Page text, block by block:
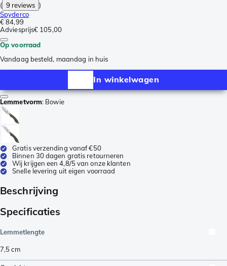
( 9 reviews )
Spyderco
€ 84,99
Adviesprijs€ 105,00
Op voorraad
Vandaag besteld, maandag in huis
In winkelwagen
Lemmetvorm: Bowie
Gratis verzending vanaf €50
Binnen 30 dagen gratis retourneren
Wij krijgen een 4,8/5 van onze klanten
Snelle levering uit eigen voorraad
Beschrijving
Specificaties
Lemmetlengte
7,5cm